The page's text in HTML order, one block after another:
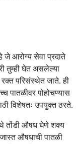
जे आरोग्य सेवा प्रदाते
तुम्ही घेत असलेल्या
रक्त परिसंस्थेत जाते. ही
पातळीवर पोहोचण्यास
विशेषतः उपयुक्त ठरते.
तोंडी औषध घेणे शक्य
औषधाची पातळी